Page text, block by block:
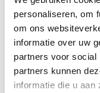
personaliseren, om
om ons
informatie over uw
partners voor social
partners kunnen
informatie die u aan